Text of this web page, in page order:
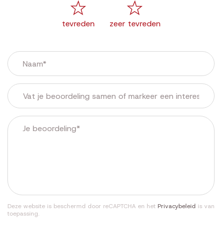
tevreden zeer tevreden
Deze website is beschermd door reCAPTCHA en het Privacybeleid is van
toepassing.